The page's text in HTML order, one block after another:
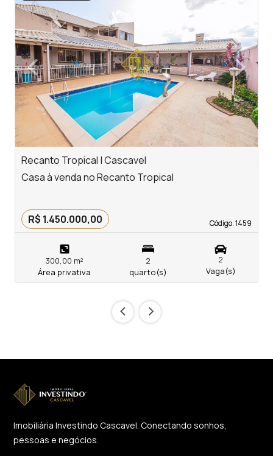
‹Previous ›
Next
Recanto Tropical | Cascavel
Código. 1459
Código. 1459
Casa à venda no Recanto Tropical
R$ 1.450.000,00
300,00 m²
Área privativa
2
quarto(s)
2
Vaga(s)
‹ ›
Imobiliária Investindo Cascavel. Conectando sonhos,
pessoas e negócios.